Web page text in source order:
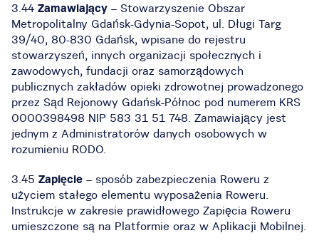
3.44 Zamawiający – Stowarzyszenie Obszar
Metropolitalny Gdańsk-Gdynia-Sopot, ul. Długi Targ
39/40, 80-830 Gdańsk, wpisane do rejestru
stowarzyszeń, innych organizacji społecznych i
zawodowych, fundacji oraz samorządowych
publicznych zakładów opieki zdrowotnej prowadzonego
przez Sąd Rejonowy Gdańsk-Północ pod numerem KRS
0000398498 NIP 583 31 51 748. Zamawiający jest
jednym z Administratorów danych osobowych w
rozumieniu RODO.
3.45 Zapięcie – sposób zabezpieczenia Roweru z
użyciem stałego elementu wyposażenia Roweru.
Instrukcje w zakresie prawidłowego Zapięcia Roweru
umieszczone są na Platformie oraz w Aplikacji Mobilnej.